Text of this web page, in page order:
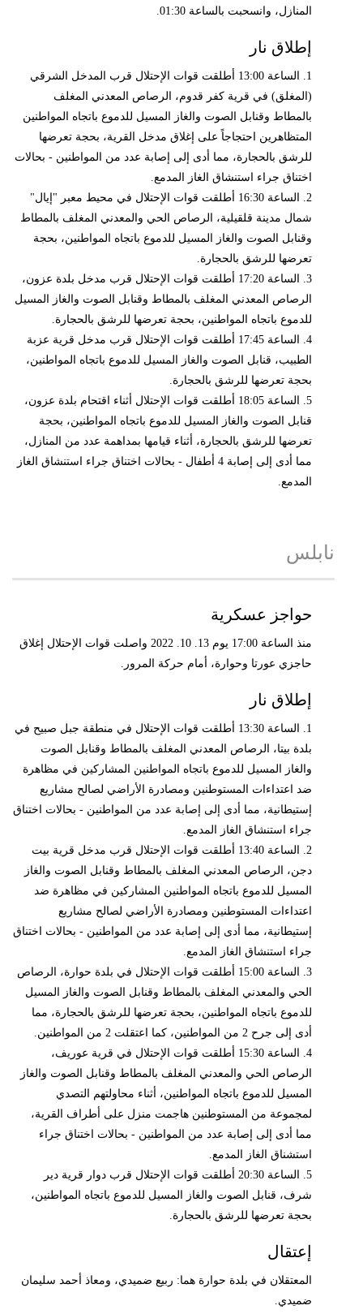
المنازل، وانسحبت بالساعة 01:30.
إطلاق نار
1. الساعة 13:00 أطلقت قوات الإحتلال قرب المدخل الشرقي
(المغلق) في قرية كفر قدوم، الرصاص المعدني المغلف
بالمطاط وقنابل الصوت والغاز المسيل للدموع باتجاه المواطنين
المتظاهرين احتجاجاً على إغلاق مدخل القرية، بحجة تعرضها
للرشق بالحجارة، مما أدى إلى إصابة عدد من المواطنين - بحالات
اختناق جراء استنشاق الغاز المدمع.
2. الساعة 16:30 أطلقت قوات الإحتلال في محيط معبر "إيال"
شمال مدينة قلقيلية، الرصاص الحي والمعدني المغلف بالمطاط
وقنابل الصوت والغاز المسيل للدموع باتجاه المواطنين، بحجة
تعرضها للرشق بالحجارة.
3. الساعة 17:20 أطلقت قوات الإحتلال قرب مدخل بلدة عزون،
الرصاص المعدني المغلف بالمطاط وقنابل الصوت والغاز المسيل
للدموع باتجاه المواطنين، بحجة تعرضها للرشق بالحجارة.
4. الساعة 17:45 أطلقت قوات الإحتلال قرب مدخل قرية عزبة
الطبيب، قنابل الصوت والغاز المسيل للدموع باتجاه المواطنين،
بحجة تعرضها للرشق بالحجارة.
5. الساعة 18:05 أطلقت قوات الإحتلال أثناء اقتحام بلدة عزون،
قنابل الصوت والغاز المسيل للدموع باتجاه المواطنين، بحجة
تعرضها للرشق بالحجارة، أثناء قيامها بمداهمة عدد من المنازل،
مما أدى إلى إصابة 4 أطفال - بحالات اختناق جراء استنشاق الغاز
المدمع.
نابلس
حواجز عسكرية
منذ الساعة 17:00 يوم 13. 10. 2022 واصلت قوات الإحتلال إغلاق
حاجزي عورتا وحوارة، أمام حركة المرور.
إطلاق نار
1. الساعة 13:30 أطلقت قوات الإحتلال في منطقة جبل صبيح في
بلدة بيتا، الرصاص المعدني المغلف بالمطاط وقنابل الصوت
والغاز المسيل للدموع باتجاه المواطنين المشاركين في مظاهرة
ضد اعتداءات المستوطنين ومصادرة الأراضي لصالح مشاريع
إستيطانية، مما أدى إلى إصابة عدد من المواطنين - بحالات اختناق
جراء استنشاق الغاز المدمع.
2. الساعة 13:40 أطلقت قوات الإحتلال قرب مدخل قرية بيت
دجن، الرصاص المعدني المغلف بالمطاط وقنابل الصوت والغاز
المسيل للدموع باتجاه المواطنين المشاركين في مظاهرة ضد
اعتداءات المستوطنين ومصادرة الأراضي لصالح مشاريع
إستيطانية، مما أدى إلى إصابة عدد من المواطنين - بحالات اختناق
جراء استنشاق الغاز المدمع.
3. الساعة 15:00 أطلقت قوات الإحتلال في بلدة حوارة، الرصاص
الحي والمعدني المغلف بالمطاط وقنابل الصوت والغاز المسيل
للدموع باتجاه المواطنين، بحجة تعرضها للرشق بالحجارة، مما
أدى إلى جرح 2 من المواطنين، كما اعتقلت 2 من المواطنين.
4. الساعة 15:30 أطلقت قوات الإحتلال في قرية عوريف،
الرصاص الحي والمعدني المغلف بالمطاط وقنابل الصوت والغاز
المسيل للدموع باتجاه المواطنين، أثناء محاولتهم التصدي
لمجموعة من المستوطنين هاجمت منزل على أطراف القرية،
مما أدى إلى إصابة عدد من المواطنين - بحالات اختناق جراء
استشناق الغاز المدمع.
5. الساعة 20:30 أطلقت قوات الإحتلال قرب دوار قرية دير
شرف، قنابل الصوت والغاز المسيل للدموع باتجاه المواطنين،
بحجة تعرضها للرشق بالحجارة.
إعتقال
المعتقلان في بلدة حوارة هما: ربيع ضميدي، ومعاذ أحمد سليمان
ضميدي.